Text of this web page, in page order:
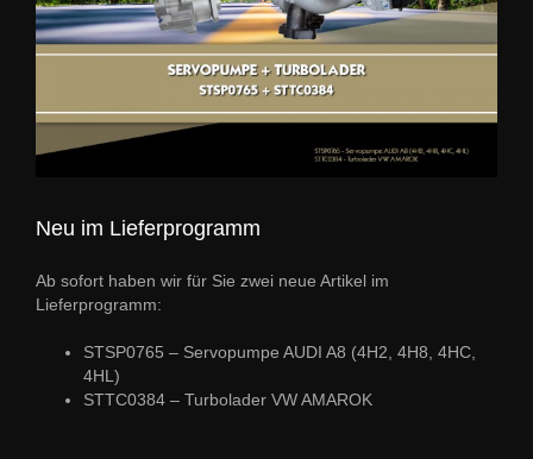
Neu im Lieferprogramm
Ab sofort haben wir für Sie zwei neue Artikel im
Lieferprogramm:
STSP0765 – Servopumpe AUDI A8 (4H2, 4H8, 4HC,
4HL)
STTC0384 – Turbolader VW AMAROK